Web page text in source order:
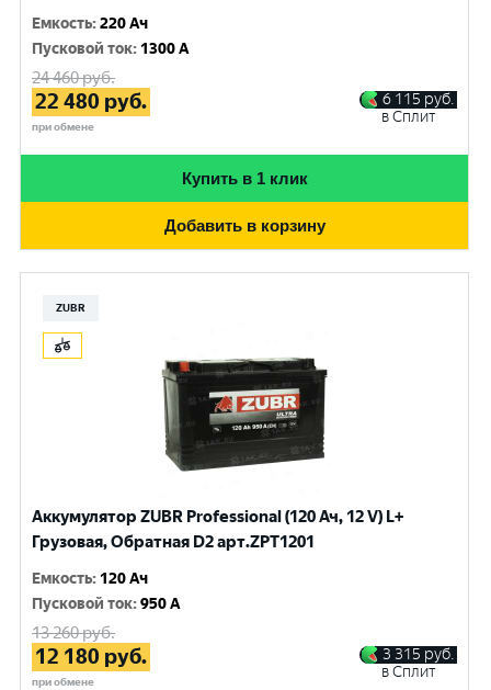
Емкость:220 Ач
Пусковой ток: 1300 A
24 460руб.
22 480 руб.
при обмене
6 115 руб.
в Сплит
Купить в 1 клик
Добавить в корзину
ZUBR
Аккумулятор ZUBR Professional (120 Ач, 12 V) L+
Грузовая, Обратная D2 арт.ZPT1201
Емкость: 120 Ач
Пусковой ток:950 A
13 260руб.
12 180 руб.
при обмене
3 315 руб.
в Сплит